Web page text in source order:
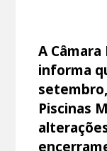
A
informa
Piscinas